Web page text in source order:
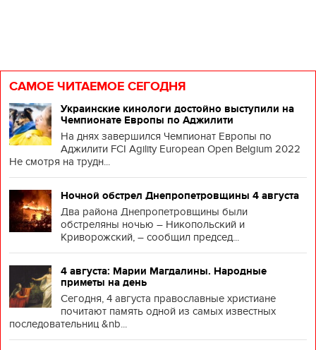
САМОЕ ЧИТАЕМОЕ СЕГОДНЯ
Украинские кинологи достойно выступили на
Чемпионате Европы по Аджилити
На днях завершился Чемпионат Европы по
Аджилити FCI Agility European Open Belgium 2022
Не смотря на трудн...
Ночной обстрел Днепропетровщины 4 августа
Два района Днепропетровщины были
обстреляны ночью – Никопольский и
Криворожский, – сообщил председ...
4 августа: Марии Магдалины. Народные
приметы на день
Сегодня, 4 августа православные христиане
почитают память одной из самых известных
последовательниц &nb...